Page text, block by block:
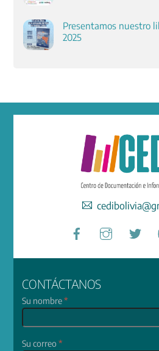
Presentamos nuestro
2025
Facebook
CONTÁCTANOS
Su nombre*
Su correo*